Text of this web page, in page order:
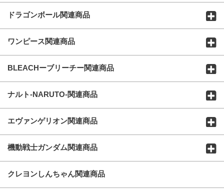
ドラゴンボール関連商品
ワンピース関連商品
BLEACHーブリーチー関連商品
ナルト-NARUTO-関連商品
エヴァンゲリオン関連商品
機動戦士ガンダム関連商品
クレヨンしんちゃん関連商品